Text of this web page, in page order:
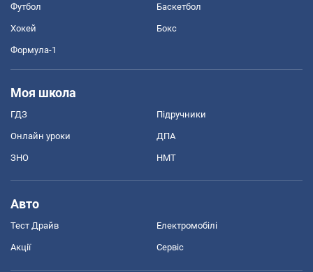
Футбол Баскетбол
Хокей Бокс
Формула-1
Моя школа
ГДЗ Підручники
Онлайн уроки ДПА
ЗНО НМТ
Авто
Тест Драйв Електромобілі
Акції Сервіс